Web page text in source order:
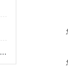
氮吹仪的用途及使用氮吹仪的四大优势